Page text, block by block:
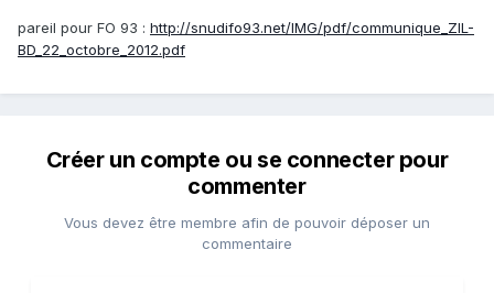
pareil pour FO 93 : http://snudifo93.net/IMG/pdf/communique_ZIL-
BD_22_octobre_2012.pdf
Créer un compte ou se connecter pour
commenter
Vous devez être membre afin de pouvoir déposer un
commentaire